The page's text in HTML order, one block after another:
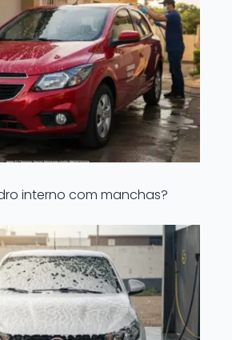
interno com manchas?